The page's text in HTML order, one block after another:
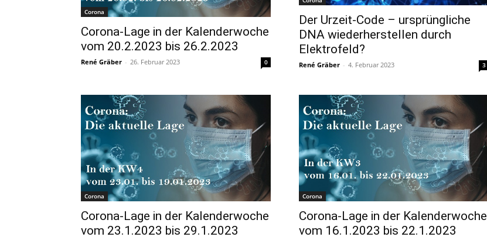
Corona
Corona-Lage in der Kalenderwoche
vom 20.2.2023 bis 26.2.2023
René Gräber - 26. Februar 2023 0
Der Urzeit-Code – ursprüngliche
DNA wiederherstellen durch
Elektrofeld?
René Gräber - 4. Februar 2023 3
Corona
Corona-Lage in der Kalenderwoche
vom 23.1.2023 bis 29.1.2023
Corona
Corona-Lage in der Kalenderwoche
vom 16.1.2023 bis 22.1.2023